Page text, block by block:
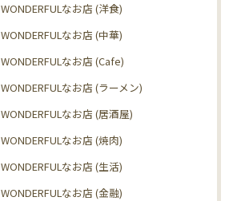
WONDERFULなお店 (洋食)
WONDERFULなお店 (中華)
WONDERFULなお店 (Cafe)
WONDERFULなお店 (ラーメン)
WONDERFULなお店 (居酒屋)
WONDERFULなお店 (焼肉)
WONDERFULなお店 (生活)
WONDERFULなお店 (金融)